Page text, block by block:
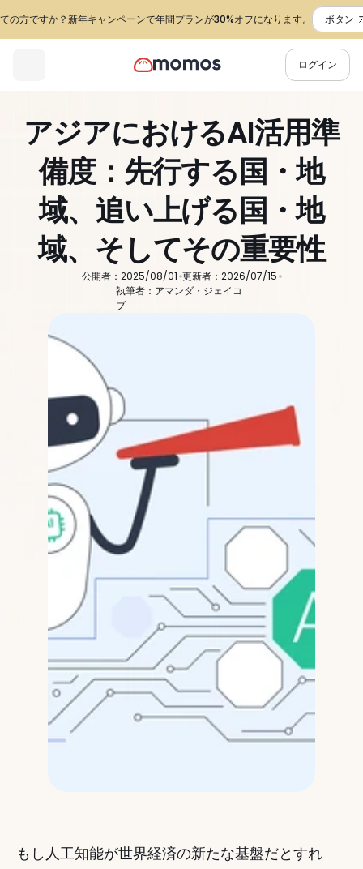
アジアにおけるAI活用準
備度：先行する国・地
域、追い上げる国・地
域、そしてその重要性
公開者：2025/08/01 更新者：2026/07/15
執筆者：アマンダ・ジェイコ
ブ
もし人工知能が世界経済の新たな基盤だとすれ
の方ですか？新年キャンペーンで年間プランが30%オフになります。 ボタン
ログイン